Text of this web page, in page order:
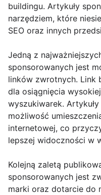
buildingu. Artykuły
narzędziem, które
SEO oraz innych
Jedną z
sponsorowanych jest
linków zwrotnych. Link
dla osiągnięcia
wyszukiwarek.
możliwość
internetowej, co
lepszej widoczności w
Kolejną zaletą
sponsorowanych jest
marki oraz dotarcie do